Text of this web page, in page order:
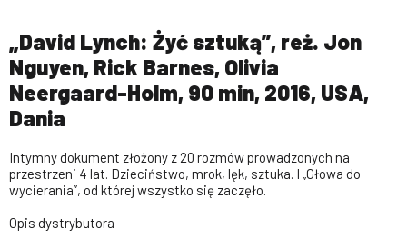
„David Lynch: Żyć sztuką”, reż. Jon
Nguyen, Rick Barnes, Olivia
Neergaard-Holm, 90 min, 2016, USA,
Dania
Intymny dokument złożony z 20 rozmów prowadzonych na
przestrzeni 4 lat. Dzieciństwo, mrok, lęk, sztuka. I „Głowa do
wycierania”, od której wszystko się zaczęło.
Opis dystrybutora